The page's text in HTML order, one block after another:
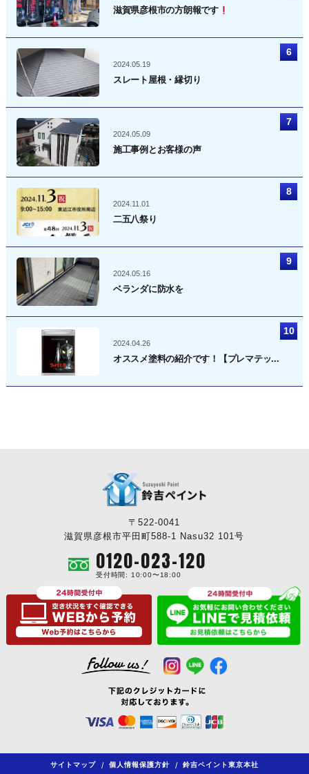
滋賀県彦根市の方朗報です
2024.05.19
スレート屋根・縁切り
2024.05.09
施工事例とお客様の声
2024.11.01
二五八祭り
2024.05.16
ベランダに防水を
2024.04.26
オススメ塗料の紹介です！【プレマテッ...
〒522-0041
滋賀県彦根市平田町588-1 Nasu32 101号
0120-023-120
受付時間: 10:00〜18:00
サイトマップ / 個人情報保護方針 / 鈴吉ペイント東京本社